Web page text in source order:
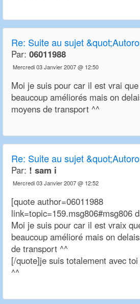
Re: Suite au sujet
Par: 06011988
Mercredi 03 Janvier 2007 @ 12:50
Moi je suis pour car il est vrai
beaucoup améliorés mais on
moyens de transport ^^
Re: Suite au sujet
Par: ! sam i
Mercredi 03 Janvier 2007 @ 12:52
[quote author=06011988
link=topic=159.msg806#msg806
Moi je suis pour car il est vraix
beaucoup amélioré mais on
de transport ^^
[/quote]je suis totalement avec toi
^^